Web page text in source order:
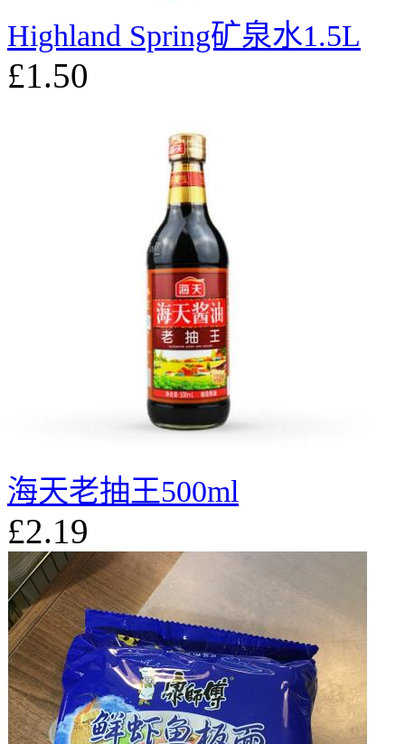
Highland Spring矿泉水1.5L
£1.50
海天老抽王500ml
£2.19